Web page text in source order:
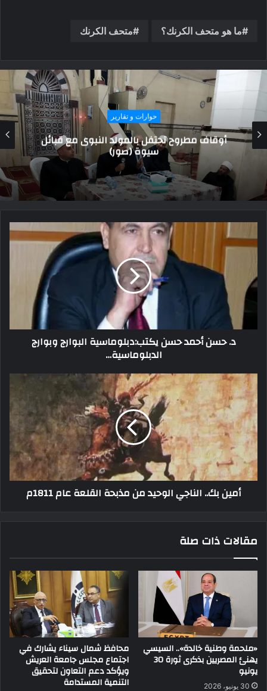
ما هو متحف الكرنك؟ متحف الكرنك
قبائل و عائلات
من هو الصحابي الذي منحه الرسول مفتاح
الكعبة؟.. وهذه قبيلته
د. حسن أحمد حسن يكتب:دبلوماسية البوارج وبوارج
الدبلوماسية…
أمين بك.. الناجي الوحيد من مذبحة القلعة عام 1811م
مقالات ذات صلة
«ملحمة وطنية خالدة».. السيسي
يهنئ المصريين بذكرى ثورة 30
يونيو
30 يونيو، 2026
محافظ شمال سيناء يشارك في
اجتماع مجلس جامعة العريش
ويؤكد دعم التعاون لتحقيق
التنمية المستدامة